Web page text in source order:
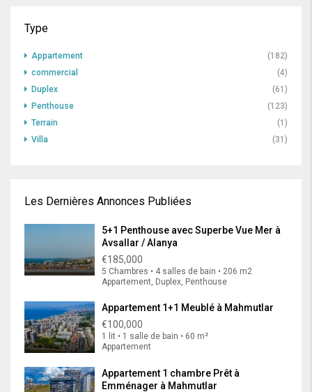
Type
Appartement
(182)
commercial
(4)
Duplex
(61)
Penthouse
(123)
Terrain
(1)
Villa
(31)
Les Dernières Annonces Publiées
5+1 Penthouse avec Superbe Vue Mer à
Avsallar / Alanya
€185,000
5 Chambres • 4 salles de bain • 206 m2
Appartement, Duplex, Penthouse
Appartement 1+1 Meublé à Mahmutlar
€100,000
1 lit • 1 salle de bain • 60 m²
Appartement
Appartement 1 chambre Prêt à
Emménager à Mahmutlar